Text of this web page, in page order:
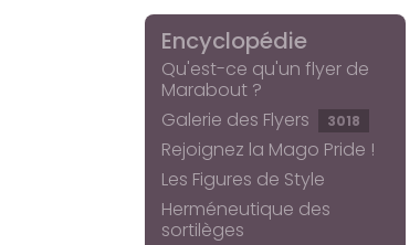
Encyclopédie
Qu'est-ce qu'un flyer de
Marabout ?
Galerie des Flyers
3018
Rejoignez la Mago Pride !
Les Figures de Style
Herméneutique des
sortilèges